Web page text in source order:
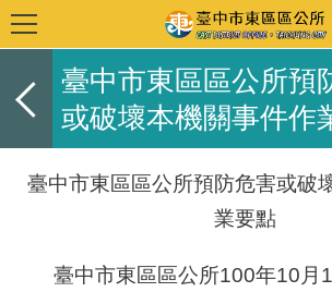
臺中市東區區公所預
或破壞本機關事件作
臺中市東區區公所預防危害或破
業要點
臺中市東區區公所100年10 月